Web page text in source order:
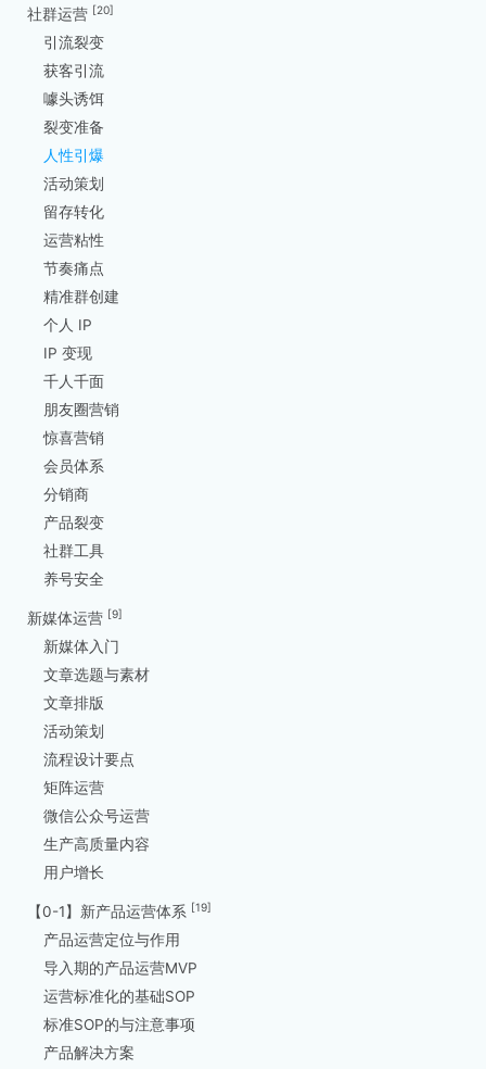
社群运营 [20]
引流裂变
获客引流
噱头诱饵
裂变准备
人性引爆
活动策划
留存转化
运营粘性
节奏痛点
精准群创建
个人 IP
IP 变现
千人千面
朋友圈营销
惊喜营销
会员体系
分销商
产品裂变
社群工具
养号安全
新媒体运营 [9]
新媒体入门
文章选题与素材
文章排版
活动策划
流程设计要点
矩阵运营
微信公众号运营
生产高质量内容
用户增长
【0-1】新产品运营体系 [19]
产品运营定位与作用
导入期的产品运营MVP
运营标准化的基础SOP
标准SOP的与注意事项
产品解决方案